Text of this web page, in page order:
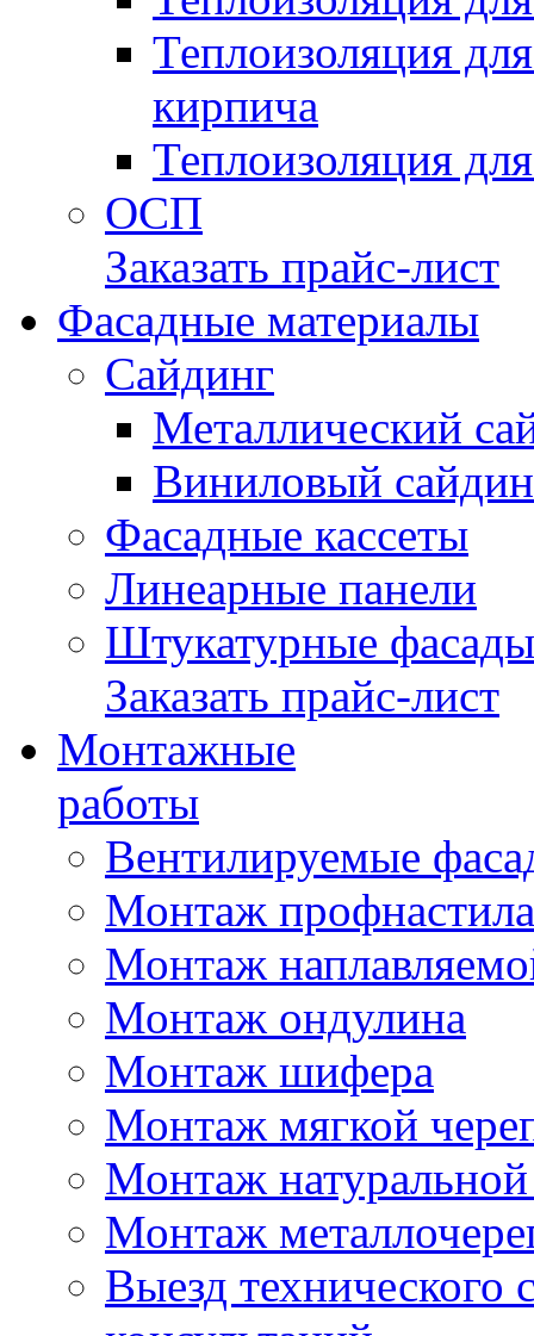
Теплоизоляция
кирпича
Теплоизоляция
ОСП
Заказать прайс-лист
Фасадные материалы
Сайдинг
Металлический
Виниловый
Фасадные кассеты
Линеарные панели
Штукатурные фасады
Заказать прайс-лист
Монтажные
работы
Вентилируемые
Монтаж профнастила
Монтаж
Монтаж ондулина
Монтаж шифера
Монтаж мягкой
Монтаж
Монтаж
Выезд технического